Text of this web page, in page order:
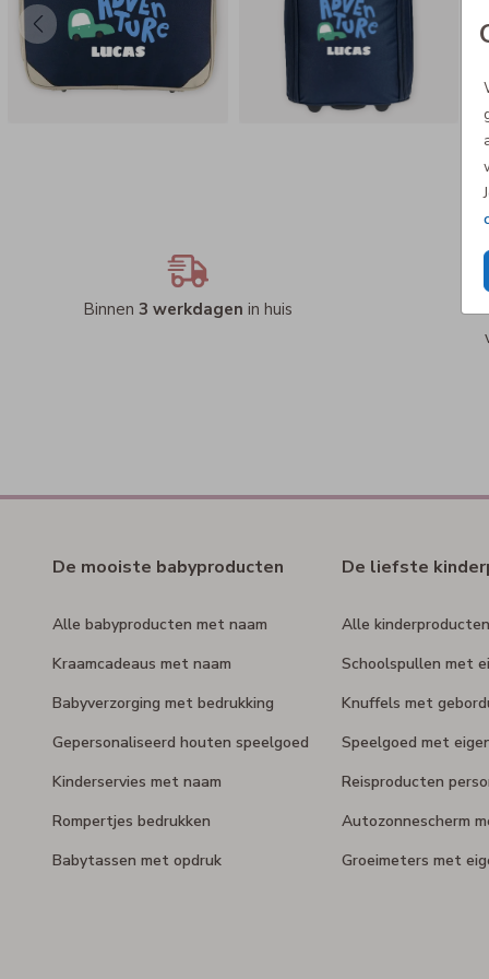
Binnen 3 werkdagen in huis
De mooiste babyproducten
Alle babyproducten met naam
Kraamcadeaus met naam
Babyverzorging met bedrukking
Gepersonaliseerd houten speelgoed
Kinderservies met naam
Rompertjes bedrukken
Babytassen met opdruk
De liefste
Alle
Schoolspullen met
Knuffels met
Speelgoed met
Reisproducten
Autozonnescherm
Groeimeters met